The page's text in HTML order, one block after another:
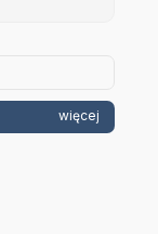
więcej